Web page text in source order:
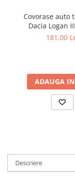
Nuca Volan
Odorizante Auto
Oglinda
Ornamente
Ornamente
Prelate Auto
Covorase auto
Dacia Logan
prezent181,00
ADAUGA IN
Descriere